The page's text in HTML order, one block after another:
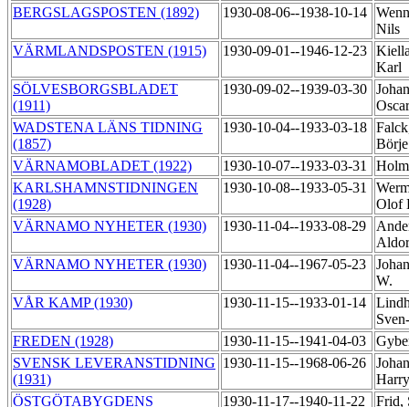
BERGSLAGSPOSTEN (1892)
1930-08-06--1938-10-14
Nils
VÄRMLANDSPOSTEN (1915)
1930-09-01--1946-12-23
Karl
SÖLVESBORGSBLADET
(1911)
1930-09-02--1939-03-30
WADSTENA LÄNS TIDNING
(1857)
1930-10-04--1933-03-18
VÄRNAMOBLADET (1922)
1930-10-07--1933-03-31
KARLSHAMNSTIDNINGEN
(1928)
1930-10-08--1933-05-31
Olof
VÄRNAMO NYHETER (1930)
1930-11-04--1933-08-29
VÄRNAMO NYHETER (1930)
1930-11-04--1967-05-23
W.
VÅR KAMP (1930)
1930-11-15--1933-01-14
FREDEN (1928)
1930-11-15--1941-04-03
SVENSK LEVERANSTIDNING
(1931)
1930-11-15--1968-06-26
ÖSTGÖTABYGDENS
1930-11-17--1940-11-22 Frid,